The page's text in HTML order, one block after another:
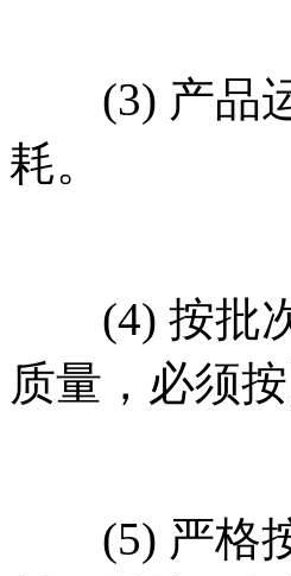
(3) 产品运
耗。
(4) 按批次
质量，必须
(5) 严格按